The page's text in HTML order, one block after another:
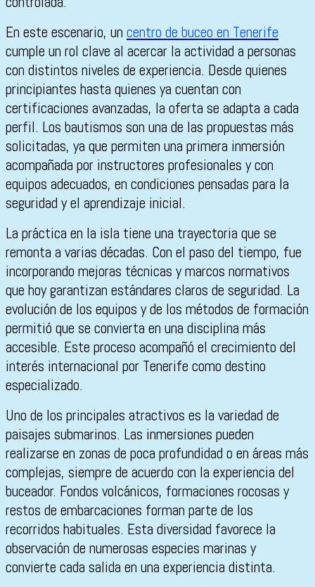
En este escenario, un centro de buceo en Tenerife
cumple un rol clave al acercar la actividad a personas
con distintos niveles de experiencia. Desde quienes
principiantes hasta quienes ya cuentan con
certificaciones avanzadas, la oferta se adapta a cada
perfil. Los bautismos son una de las propuestas más
solicitadas, ya que permiten una primera inmersión
acompañada por instructores profesionales y con
equipos adecuados, en condiciones pensadas para la
seguridad y el aprendizaje inicial.
La práctica en la isla tiene una trayectoria que se
remonta a varias décadas. Con el paso del tiempo, fue
incorporando mejoras técnicas y marcos normativos
que hoy garantizan estándares claros de seguridad. La
evolución de los equipos y de los métodos de formación
permitió que se convierta en una disciplina más
accesible. Este proceso acompañó el crecimiento del
interés internacional por Tenerife como destino
especializado.
Uno de los principales atractivos es la variedad de
paisajes submarinos. Las inmersiones pueden
realizarse en zonas de poca profundidad o en áreas más
complejas, siempre de acuerdo con la experiencia del
buceador. Fondos volcánicos, formaciones rocosas y
restos de embarcaciones forman parte de los
recorridos habituales. Esta diversidad favorece la
observación de numerosas especies marinas y
convierte cada salida en una experiencia distinta.